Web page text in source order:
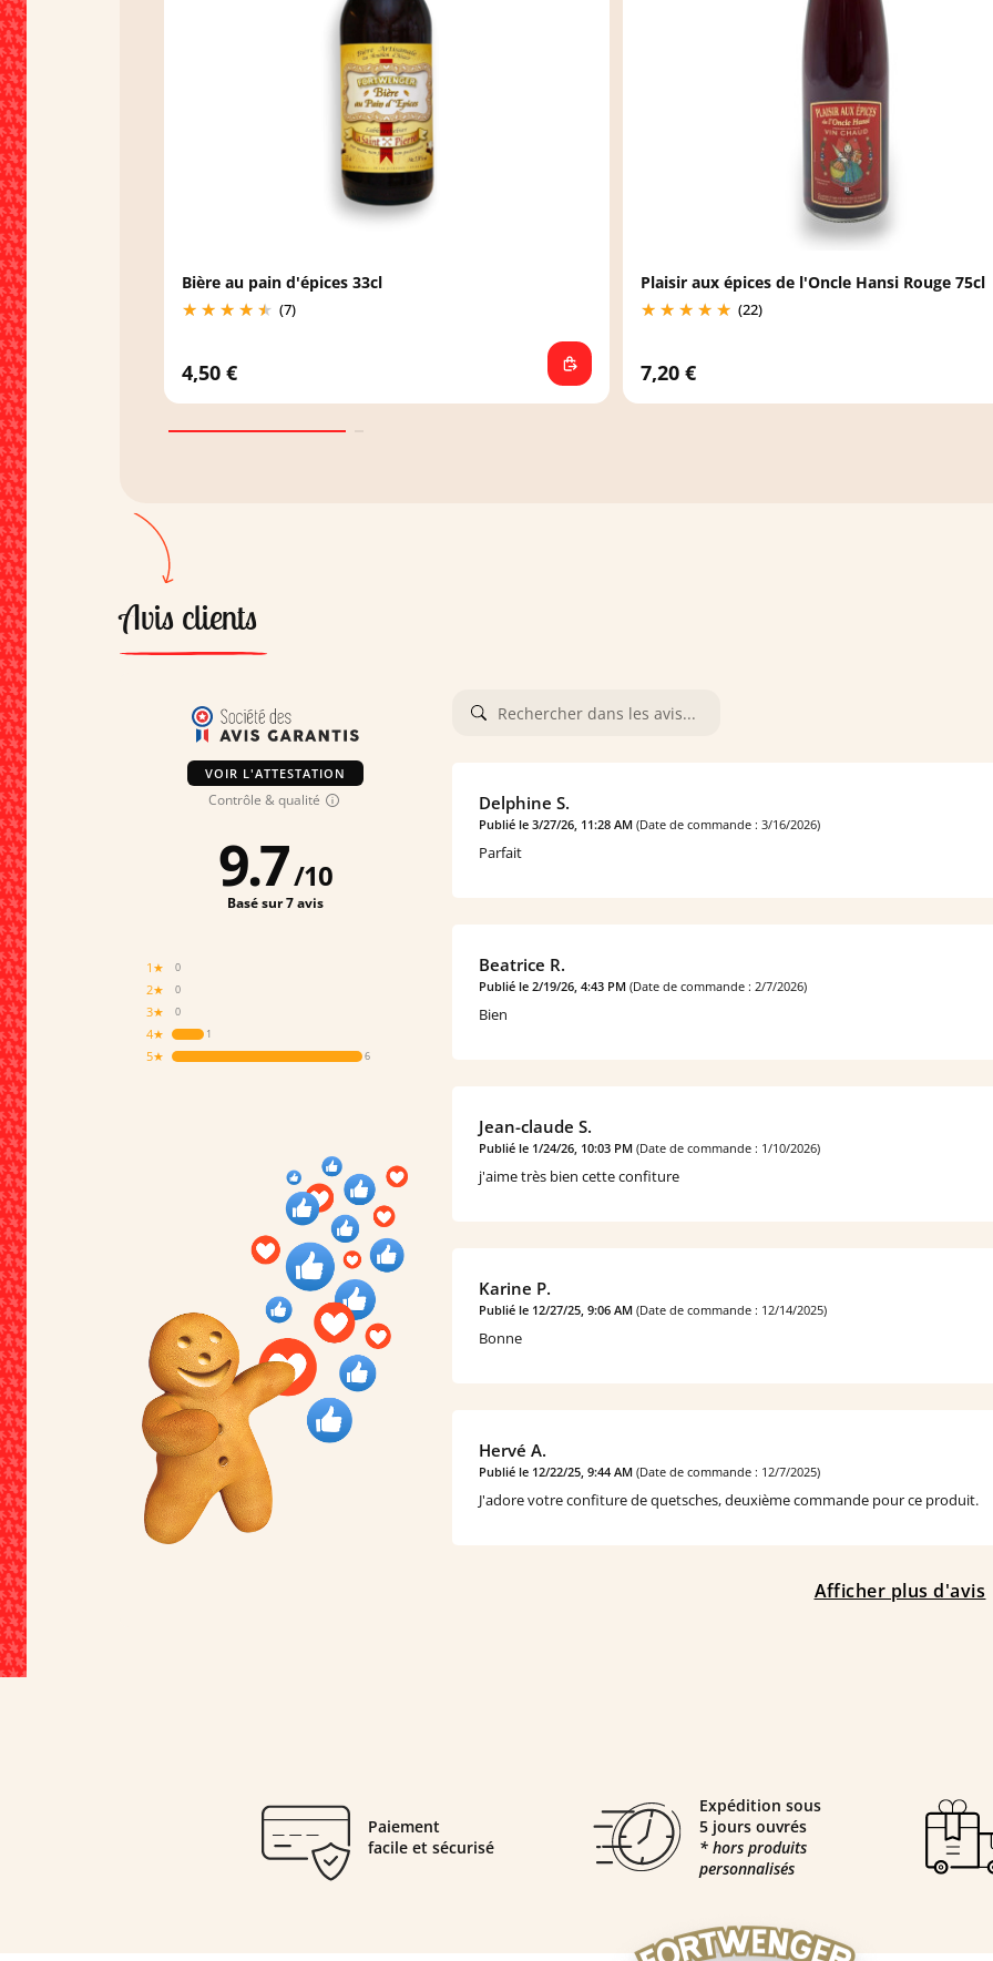
Bière au pain d'épices 33cl
(7)
4,50 €
Plaisir aux épices de l'Oncle Hansi Rouge 75cl
(22)
7,20 €
Avis clients
VOIR L'ATTESTATION
Contrôle & qualité
0
1★
0
2★
0
3★
1
4★
6
5★
9.7/10
Basé sur 7 avis
Delphine S.
Publié le 3/27/26, 11:28 AM (Date de commande : 3/16/2026)
Parfait
Beatrice R.
Publié le 2/19/26, 4:43 PM (Date de commande : 2/7/2026)
Bien
Jean-claude S.
Publié le 1/24/26, 10:03 PM (Date de commande : 1/10/2026)
j'aime très bien cette confiture
Karine P.
Publié le 12/27/25, 9:06 AM (Date de commande : 12/14/2025)
Bonne
Hervé A.
Publié le 12/22/25, 9:44 AM (Date de commande : 12/7/2025)
J'adore votre confiture de quetsches, deuxième commande pour ce produit.
Afficher plus d'avis
Paiement
facile et sécurisé
Expédition sous
5 jours ouvrés
* hors produits
personnalisés